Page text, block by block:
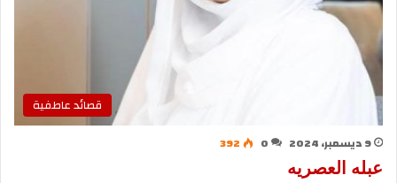
قصائد عاطفية
9 ديسمبر، 2024 0
392
عبله العصريه